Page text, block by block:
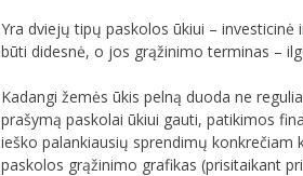
Yra dviejų tipų paskolos ūkiui –
būti didesnė, o jos grąžinimo terminas –
Kadangi žemės ūkis pelną duoda ne
prašymą paskolai ūkiui gauti, patikimos
ieško palankiausių sprendimų konkrečiam
paskolos grąžinimo grafikas (prisitaikant